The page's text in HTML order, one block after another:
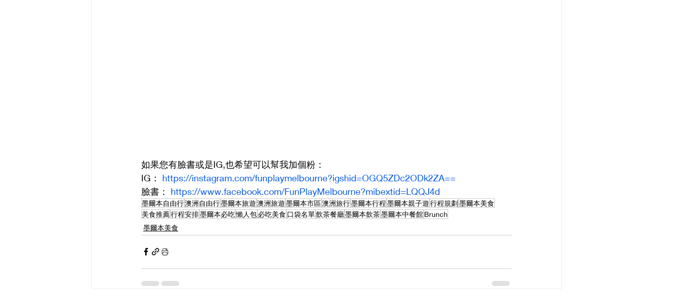
如果您有臉書或是IG,也希望可以幫我加個粉：
IG： https://instagram.com/funplaymelbourne?igshid=OGQ5ZDc2ODk2ZA==
臉書： https://www.facebook.com/FunPlayMelbourne?mibextid=LQQJ4d
墨爾本自由行澳洲自由行墨爾本旅遊澳洲旅遊墨爾本市區澳洲旅行墨爾本行程墨爾本親子遊行程規劃墨爾本美食
美食推薦行程安排墨爾本必吃懶人包必吃美食 口袋名單飲茶餐廳墨爾本飲茶墨爾本中餐館Brunch
墨爾本美食